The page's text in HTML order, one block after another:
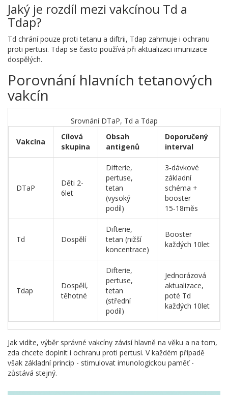
Jaký je rozdíl mezi vakcínou Td a
Tdap?
Td chrání pouze proti tetanu a diftrii, Tdap zahrnuje i ochranu
proti pertusi. Tdap se často používá při aktualizaci imunizace
dospělých.
Porovnání hlavních tetanových
vakcín
Srovnání DTaP, Td a Tdap
Vakcína
Cílová
skupina
Obsah
antigenů
Doporučený
interval
DTaP
Děti 2-
6let
Difterie,
pertuse,
tetan
(vysoký
podíl)
3‑dávkové
základní
schéma +
booster
15‑18měs
Td Dospělí
Difterie,
tetan (nižší
koncentrace)
Booster
každých 10let
Tdap
Dospělí,
těhotné
Difterie,
pertuse,
tetan
(střední
podíl)
Jednorázová
aktualizace,
poté Td
každých 10let
Jak vidíte, výběr správné vakcíny závisí hlavně na věku a na tom,
zda chcete doplnit i ochranu proti pertusi. V každém případě
však základní princip - stimulovat imunologickou paměť-
zůstává stejný.